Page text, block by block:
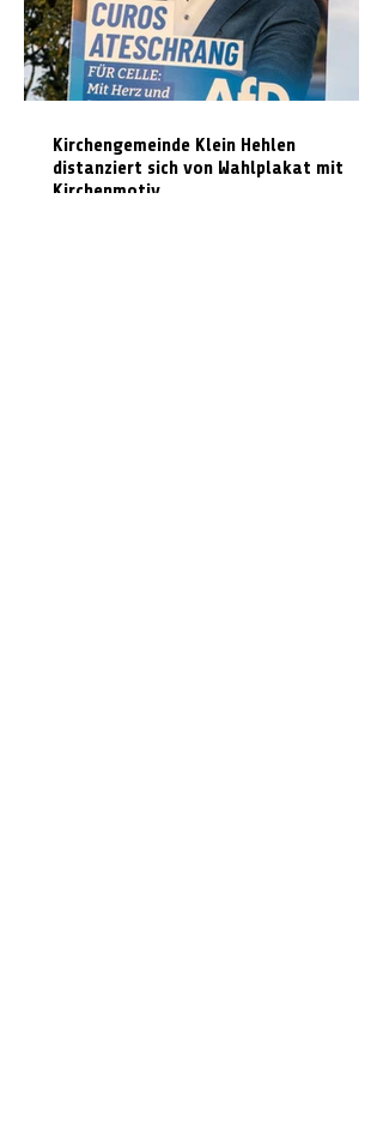
Kirchengemeinde Klein Hehlen
distanziert sich von Wahlplakat mit
Kirchenmotiv